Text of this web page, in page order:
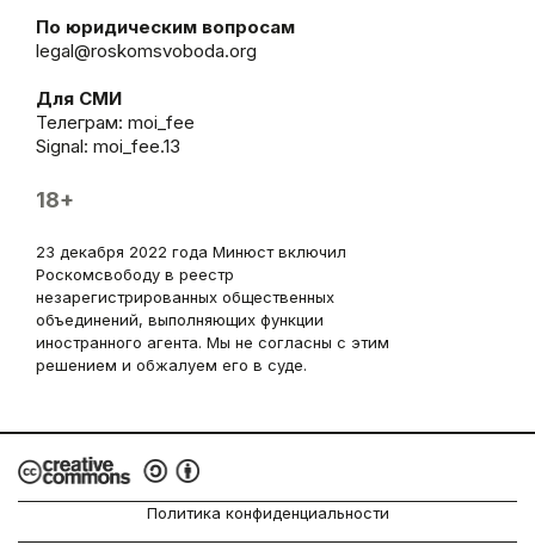
По юридическим вопросам
legal@roskomsvoboda.org
Для СМИ
Телеграм: moi_fee
Signal: moi_fee.13
18+
23 декабря 2022 года Минюст включил
Роскомсвободу в реестр
незарегистрированных общественных
объединений, выполняющих функции
иностранного агента. Мы не согласны с этим
решением и обжалуем его в суде.
Политика конфиденциальности